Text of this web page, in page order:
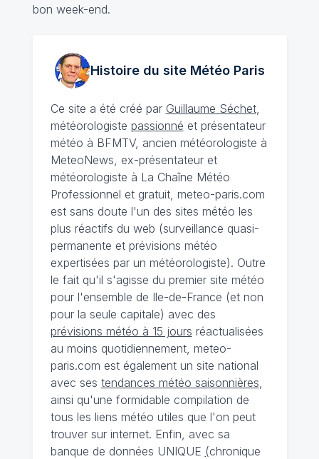
bon week-end.
Histoire du site MétéoParis
Ce site a été créé par Guillaume Séchet,
météorologiste passionné et présentateur
météo à BFMTV, ancien météorologiste à
MeteoNews, ex-présentateur et
météorologiste à La Chaîne Météo
Professionnel et gratuit, meteo-paris.com
est sans doute l'un des sites météo les
plus réactifs du web (surveillance quasi-
permanente et prévisions météo
expertisées par un météorologiste). Outre
le fait qu'il s'agisse du premier site météo
pour l'ensemble de Ile-de-France (et non
pour la seule capitale) avec des
prévisions météo à 15 jours réactualisées
au moins quotidiennement, meteo-
paris.com est également un site national
avec ses tendances météo saisonnières,
ainsi qu'une formidable compilation de
tous les liens météo utiles que l'on peut
trouver sur internet. Enfin, avec sa
banque de données UNIQUE (chronique